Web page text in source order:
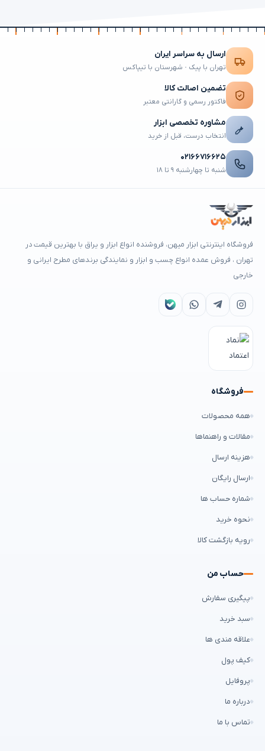
ارسال به سراسر ایران
تهران با پیک · شهرستان با تیپاکس
تضمین اصالت کالا
فاکتور رسمی و گارانتی معتبر
مشاوره تخصصی ابزار
انتخاب درست، قبل از خرید
۰۲۱۶۶۷۱۶۶۲۵
شنبه تا چهارشنبه ۹ تا ۱۸
فروشگاه اینترنتی ابزار میهن، فروشنده انواع ابزار و یراق با بهترین قیمت در
تهران ، فروش عمده انواع چسب و ابزار و نمایندگی برندهای مطرح ایرانی و
خارجی
فروشگاه
همه محصولات
مقالات و راهنماها
هزینه ارسال
ارسال رایگان
شماره حساب ها
نحوه خرید
رویه بازگشت کالا
حساب من
پیگیری سفارش
سبد خرید
علاقه مندی ها
کیف پول
پروفایل
درباره ما
تماس با ما